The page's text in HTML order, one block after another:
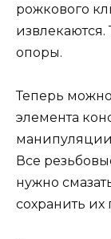
рожкового
опоры.
Теперь можно
элемента
манипуляции
Все
нужно
сохранить их